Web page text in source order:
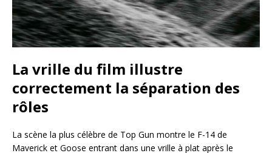
La vrille du film illustre
correctement la séparation des
rôles
La scène la plus célèbre de Top Gun montre le F-14 de
Maverick et Goose entrant dans une vrille à plat après le